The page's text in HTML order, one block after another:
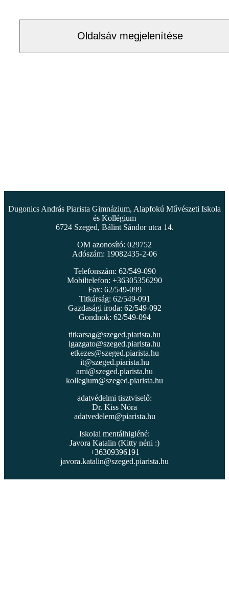
Oldalsáv megjelenítése
Dugonics András Piarista Gimnázium, Alapfokú Művészeti Iskola
és Kollégium
6724 Szeged, Bálint Sándor utca 14.
OM azonosító: 029752
Adószám: 19082435-2-06
Telefonszám: 62/549-090
Mobiltelefon: +36305356290
Fax: 62/549-099
Titkárság: 62/549-091
Gazdasági iroda: 62/549-092
Gondnok: 62/549-094
titkarsag@szeged.piarista.hu
igazgato@szeged.piarista.hu
etkezes@szeged.piarista.hu
it@szeged.piarista.hu
ami@szeged.piarista.hu
kollegium@szeged.piarista.hu
adatvédelmi tisztviselő:
Dr. Kiss Nóra
adatvedelem@piarista.hu
Iskolai mentálhigiéné:
Javora Katalin (Kitty néni :)
+36309396191
javora.katalin@szeged.piarista.hu